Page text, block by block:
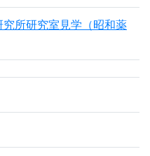
所研究室見学（昭和薬